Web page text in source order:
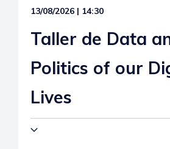
13/08/2026 | 14:30
Taller de Data
Politics of our
Lives